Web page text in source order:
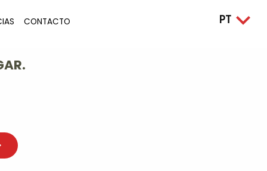
CONTACTO